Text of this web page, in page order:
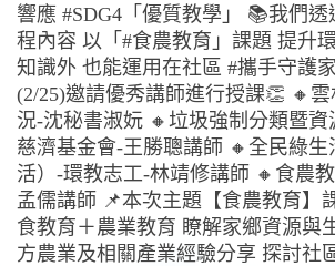
響應 #SDG4「優質教學」 📚我們
程內容 以「#食農教育」課題 提升
知識外 也能運用在社區 #攜手守護
(2/25)邀請優秀講師進行授課👏 🔸
況-沈秘書淑妧 🔸垃圾強制分類暨
慈濟基金會-王勝聰講師 🔸全民綠生
活）-環教志工-林靖修講師 🔸食農
孟儒講師 📌本次主題【食農教育】
食教育＋農業教育 瞭解家鄉資源與
方農業及相關產業經驗分享 探討社